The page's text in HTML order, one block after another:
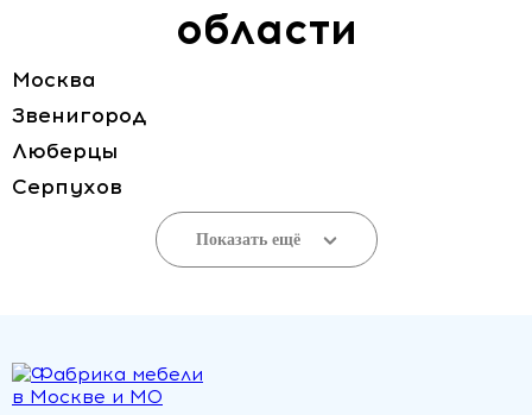
области
Москва
Звенигород
Люберцы
Серпухов
Показать ещё